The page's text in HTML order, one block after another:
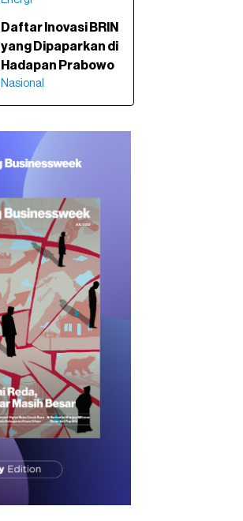
Daftar Inovasi BRIN
yang Dipaparkan di
Hadapan Prabowo
Nasional